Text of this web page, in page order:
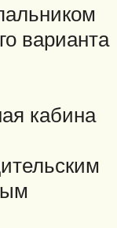
варианта
кабина